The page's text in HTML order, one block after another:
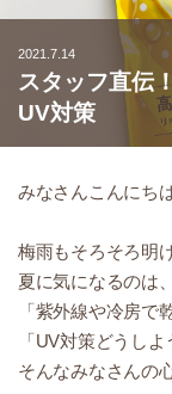
2021.7.14
スタッフ直伝
UV対策
みなさんこんにち
梅雨もそろそろ明
夏に気になるのは
「紫外線や冷房で
「UV対策どうしよ
そんなみなさんの